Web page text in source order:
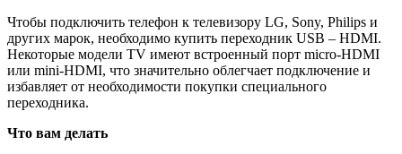
Чтобы подключить телефон к телевизору LG, Sony, Philips и
других марок, необходимо купить переходник USB – HDMI.
Некоторые модели TV имеют встроенный порт micro-HDMI
или mini-HDMI, что значительно облегчает подключение и
избавляет от необходимости покупки специального
переходника.
Что вам делать